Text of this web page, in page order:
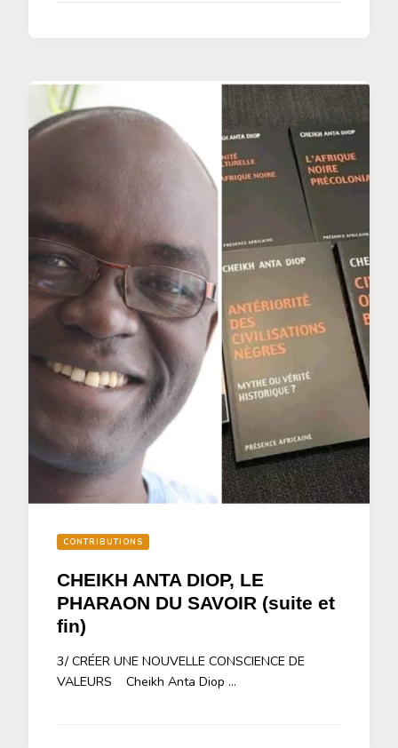
CONTRIBUTIONS
CHEIKH ANTA DIOP, LE
PHARAON DU SAVOIR (suite et
fin)
3/ CRÉER UNE NOUVELLE CONSCIENCE DE
VALEURS Cheikh Anta Diop …